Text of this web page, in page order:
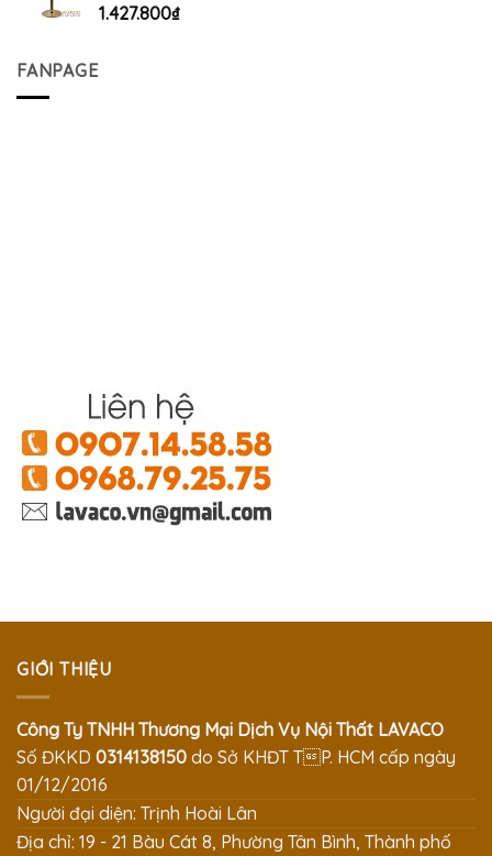
1.427.800₫
FANPAGE
GIỚI THIỆU
Công Ty TNHH Thương Mại Dịch Vụ Nội Thất LAVACO
Số ĐKKD 0314138150 do Sở KHĐT TP. HCM cấp ngày
01/12/2016
Người đại diện: Trịnh Hoài Lân
Địa chỉ: 19 - 21 Bàu Cát 8, Phường Tân Bình, Thành phố